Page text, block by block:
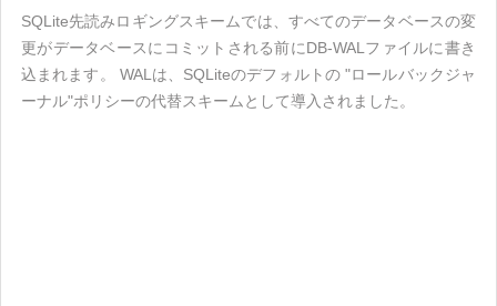
SQLite先読みロギングスキームでは、すべてのデータベースの変
更がデータベースにコミットされる前にDB-WALファイルに書き
込まれます。 WALは、SQLiteのデフォルトの "ロールバックジャ
ーナル"ポリシーの代替スキームとして導入されました。